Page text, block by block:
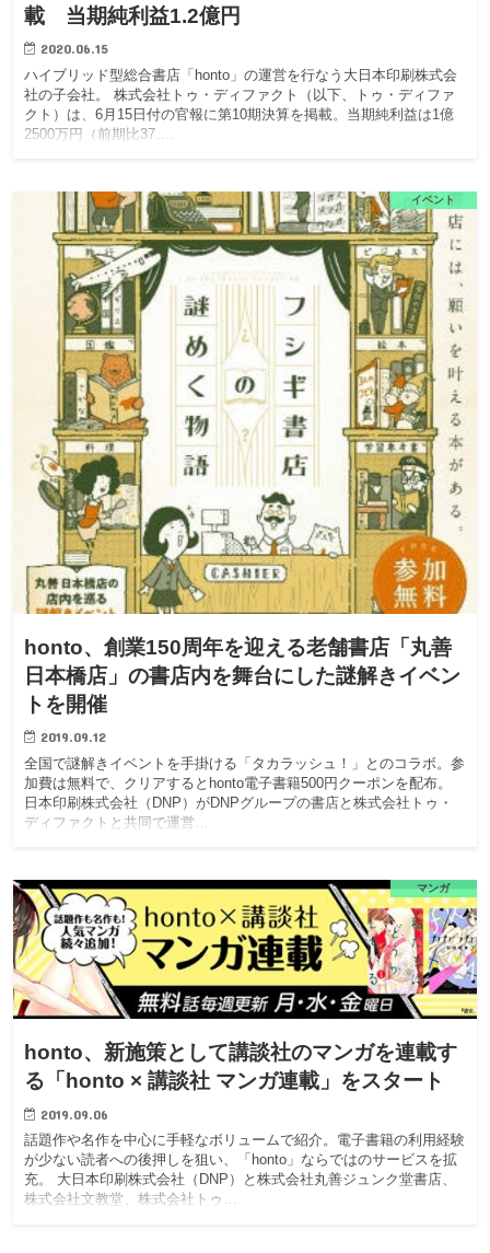
載 当期純利益1.2億円
2020.06.15
ハイブリッド型総合書店「honto」の運営を行なう大日本印刷株式会
社の子会社。 株式会社トゥ・ディファクト（以下、トゥ・ディファ
クト）は、6月15日付の官報に第10期決算を掲載。当期純利益は1億
2500万円（前期比37….
イベント
honto、創業150周年を迎える老舗書店「丸善
日本橋店」の書店内を舞台にした謎解きイベン
トを開催
2019.09.12
全国で謎解きイベントを手掛ける「タカラッシュ！」とのコラボ。参
加費は無料で、クリアするとhonto電子書籍500円クーポンを配布。
日本印刷株式会社（DNP）がDNPグループの書店と株式会社トゥ・
ディファクトと共同で運営…
マンガ
honto、新施策として講談社のマンガを連載す
る「honto × 講談社 マンガ連載」をスタート
2019.09.06
話題作や名作を中心に手軽なボリュームで紹介。電子書籍の利用経験
が少ない読者への後押しを狙い、「honto」ならではのサービスを拡
充。 大日本印刷株式会社（DNP）と株式会社丸善ジュンク堂書店、
株式会社文教堂、株式会社トゥ…